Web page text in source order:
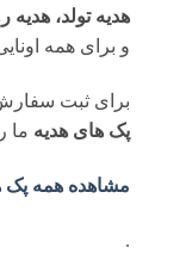
هدیه تولد، هدیه
و برای همه
برای ثبت
پک های هدیه ما
مشاهده همه پک
.